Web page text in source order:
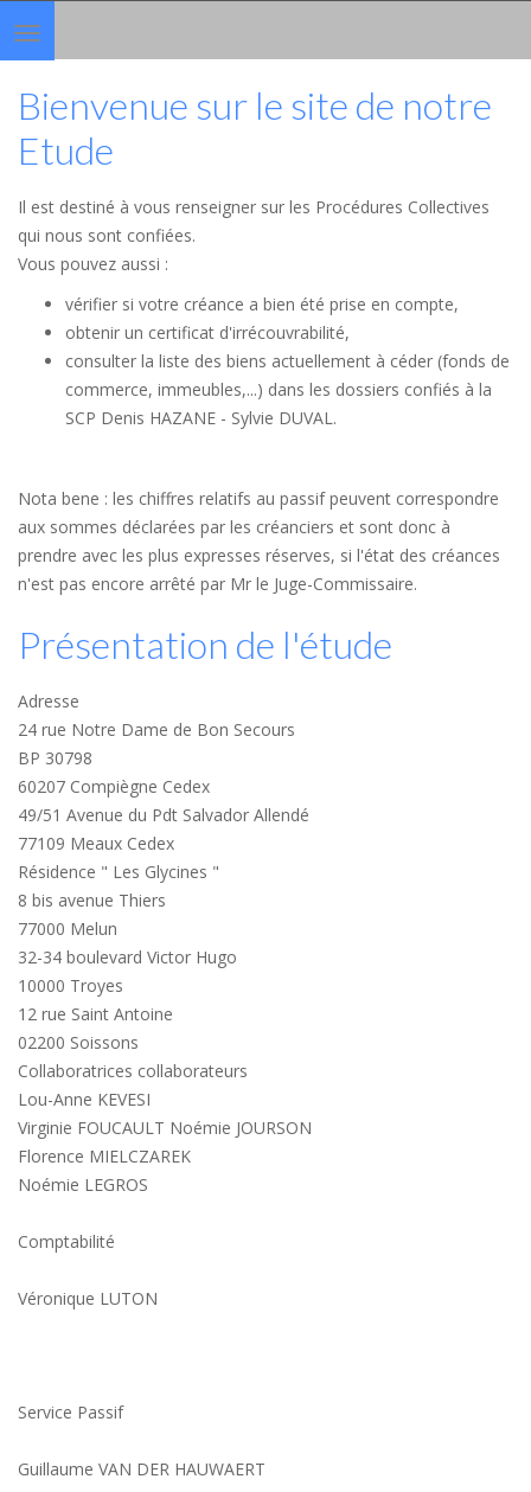
Toggle
navigation
Bienvenue sur le site de notre
Etude
Il est destiné à vous renseigner sur les Procédures Collectives
qui nous sont confiées.
Vous pouvez aussi :
vérifier si votre créance a bien été prise en compte,
obtenir un certificat d'irrécouvrabilité,
consulter la liste des biens actuellement à céder (fonds de
commerce, immeubles,...) dans les dossiers confiés à la
SCP Denis HAZANE - Sylvie DUVAL.
Nota bene : les chiffres relatifs au passif peuvent correspondre
aux sommes déclarées par les créanciers et sont donc à
prendre avec les plus expresses réserves, si l'état des créances
n'est pas encore arrêté par Mr le Juge-Commissaire.
Présentation de l'étude
Adresse
24 rue Notre Dame de Bon Secours
BP 30798
60207 Compiègne Cedex
49/51 Avenue du Pdt Salvador Allendé
77109 Meaux Cedex
Résidence " Les Glycines "
8 bis avenue Thiers
77000 Melun
32-34 boulevard Victor Hugo
10000 Troyes
12 rue Saint Antoine
02200 Soissons
Collaboratrices collaborateurs
Lou-Anne KEVESI
Virginie FOUCAULT Noémie JOURSON
Florence MIELCZAREK
Noémie LEGROS
Comptabilité
Véronique LUTON
Service Passif
Guillaume VAN DER HAUWAERT